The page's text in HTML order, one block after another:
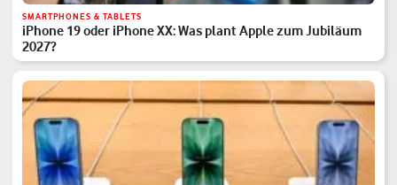
SMARTPHONES & TABLETS
iPhone 19 oder iPhone XX: Was plant Apple zum Jubiläum
2027?